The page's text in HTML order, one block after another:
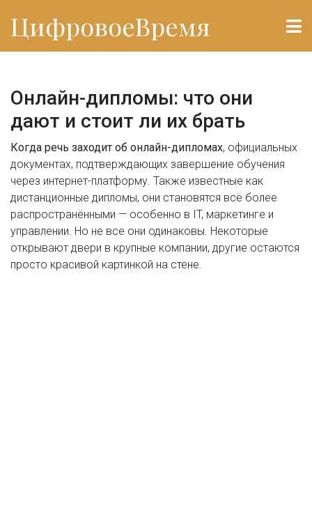
ЦифровоеВремя
Онлайн-дипломы: что они
дают и стоит ли их брать
Когда речь заходит об онлайн-дипломах, официальных
документах, подтверждающих завершение обучения
через интернет-платформу. Также известные как
дистанционные дипломы, они становятся всё более
распространёнными — особенно в IT, маркетинге и
управлении. Но не все они одинаковы. Некоторые
открывают двери в крупные компании, другие остаются
просто красивой картинкой на стене.